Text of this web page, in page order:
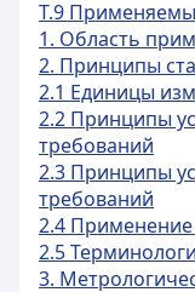
T.9
1. Область
2. Принципы
2.1 Единицы
2.2 Принципы
требований
2.3 Принципы
требований
2.4
2.5
3.